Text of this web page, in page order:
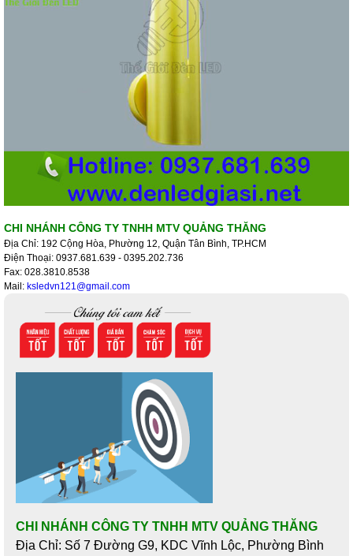
CHI NHÁNH CÔNG TY TNHH MTV QUẢNG THĂNG
Địa Chỉ: 192 Cộng Hòa, Phường 12, Quận Tân Bình, TP.HCM
Điện Thoại: 0937.681.639 - 0395.202.736
Fax: 028.3810.8538
Mail: ksledvn121@gmail.com
CHI NHÁNH CÔNG TY TNHH MTV QUẢNG THĂNG
Địa Chỉ: Số 7 Đường G9, KDC Vĩnh Lộc, Phường Bình